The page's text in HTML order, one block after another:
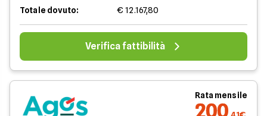
Totale dovuto:
€ 12.167,80
Verifica fattibilità
Rata mensile
200